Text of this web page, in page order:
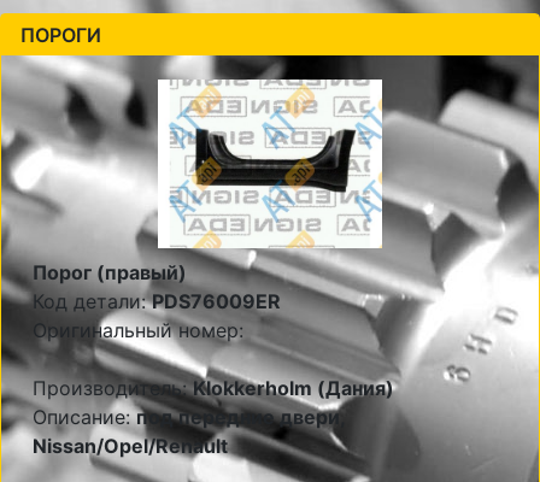
ПОРОГИ
Порог (правый)
Код детали:PDS76009ER
Оригинальный номер:
Производитель:Klokkerholm (Дания)
Описание:под передние двери,
Nissan/Opel/Renault